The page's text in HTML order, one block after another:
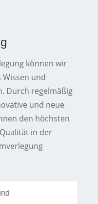
können wir
und
Durch regelmäßig
und neue
den höchsten
in der